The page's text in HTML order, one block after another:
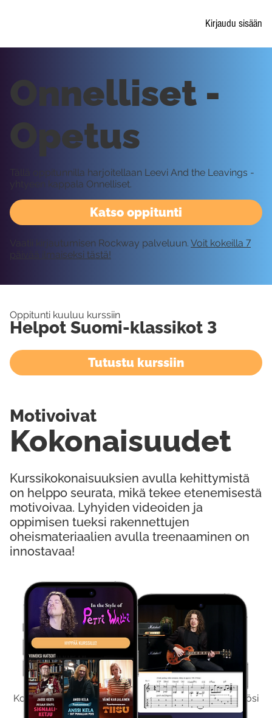
Kirjaudu sisään
Kokeile Ilmaiseksi
Kokeilemalla ilmaiseksi saat koko sisältömme käyttöösi
viikon ajaksi.
Katso oppitunti
Onnelliset -
Opetus
Tällä oppitunnilla harjoitellaan Leevi And the Leavings -
yhtyeen kappala Onnelliset.
Vaatii kirjautumisen Rockway palveluun. Voit kokeilla 7
päivää ilmaiseksi tästä!
Oppitunti kuuluu kurssiin
Helpot Suomi-klassikot 3
Tutustu kurssiin
Kurssikokonaisuuksien avulla kehittymistä
on helppo seurata, mikä tekee etenemisestä
motivoivaa. Lyhyiden videoiden ja
oppimisen tueksi rakennettujen
oheismateriaalien avulla treenaaminen on
innostavaa!
Kokonaisuudet
Motivoivat